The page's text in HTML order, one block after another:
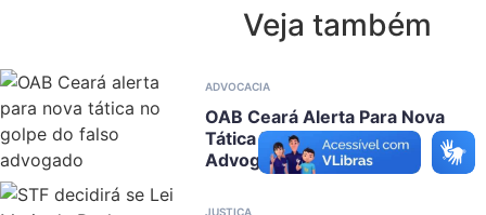
Veja também
ADVOCACIA
OAB Ceará Alerta Para Nova
Tática No Golpe Do Falso
Advogado
JUSTIÇA